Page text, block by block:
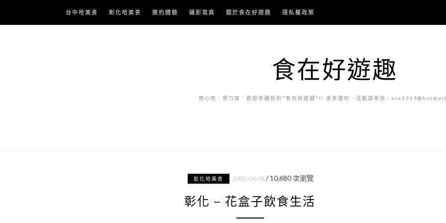
content
台中哈美食 彰化哈美食 邀約體驗 攝影寫真 關於食在好遊趣 隱私權政策
食在好遊趣
用心吃．努力寫．歡迎參觀我的"食在好遊趣"!! 美食邀約．活動請來信：
彰化哈美食 2012-06-16 / 10,680次瀏覽
彰化 – 花盒子飲食生活